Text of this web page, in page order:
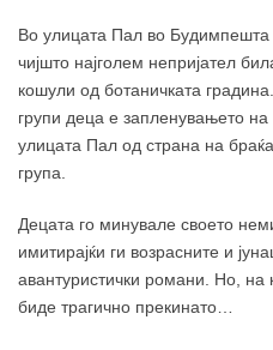
Во улицата Пал во
чијшто најголем непријател
кошули од ботаничката
групи деца е запленувањето
улицата Пал од страна на
група.
Децата го минувале своето
имитирајќи ги возрасните и
авантуристички романи. Но, на
биде трагично прекинато…